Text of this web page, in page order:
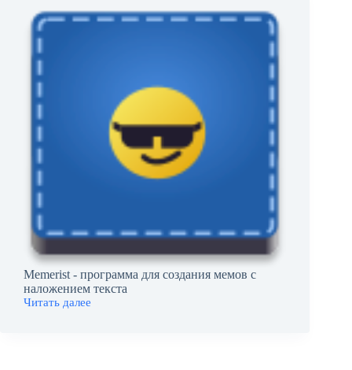
Memerist - программа для создания мемов с
наложением текста
Читать далее
Memerist